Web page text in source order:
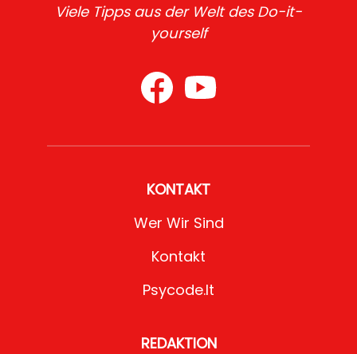
Viele Tipps aus der Welt des Do-it-
yourself
KONTAKT
Wer Wir Sind
Kontakt
Psycode.it
REDAKTION